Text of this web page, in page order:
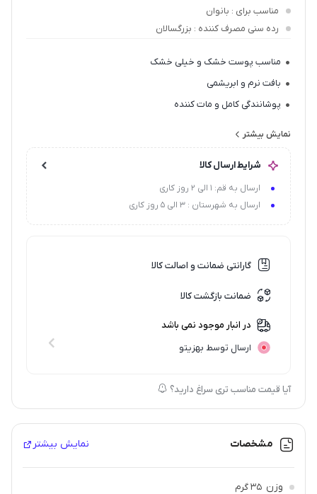
مناسب برای : بانوان
رده سنی مصرف کننده : بزرگسالان
مناسب پوست خشک و خیلی خشک
بافت نرم و ابریشمی
پوشانندگی کامل و مات کننده
ماندگاری بالا
نمایش بیشتر
شرایط ارسال کالا
ارسال به قم: 1 الی 2 روز کاری
ارسال به شهرستان : 3 الی 5 روز کاری
گارانتی ضمانت و اصالت کالا
ضمانت بازگشت کالا
در انبار موجود نمی باشد
ارسال توسط بهزیتو
آیا قیمت مناسب تری سراغ دارید؟
مشخصات نمایش بیشتر
وزن 35 گرم